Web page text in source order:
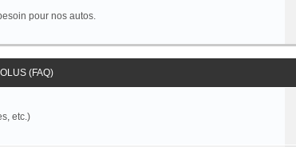
pour nos autos.
(FAQ)
etc.)